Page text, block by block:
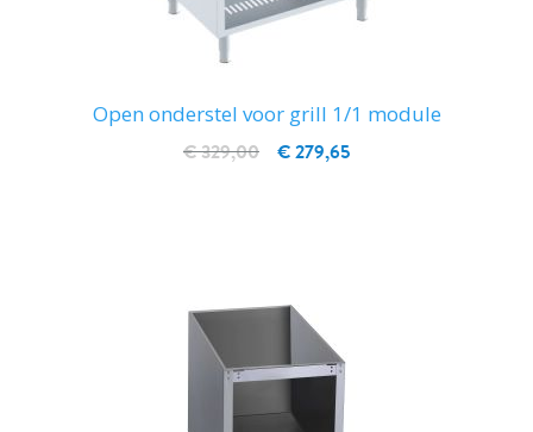
Open onderstel voor grill 1/1 module
€ 279,65
€ 329,00